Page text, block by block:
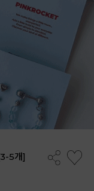
5개]